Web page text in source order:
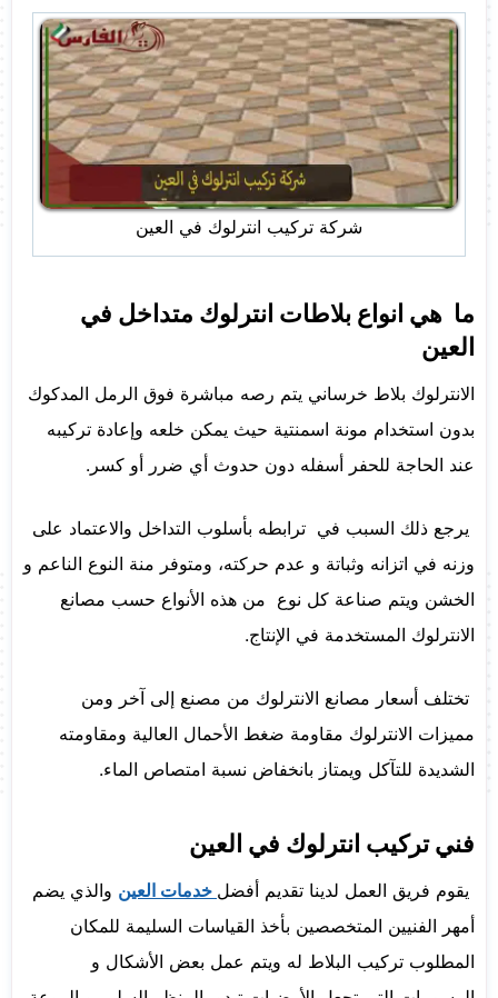
شركة تركيب انترلوك في العين
ما هي انواع بلاطات انترلوك متداخل في
العين
الانترلوك بلاط خرساني يتم رصه مباشرة فوق الرمل المدكوك
بدون استخدام مونة اسمنتية حيث يمكن خلعه وإعادة تركيبه
عند الحاجة للحفر أسفله دون حدوث أي ضرر أو كسر.
يرجع ذلك السبب في ترابطه بأسلوب التداخل والاعتماد على
وزنه في اتزانه وثباتة و عدم حركته، ومتوفر منة النوع الناعم و
الخشن ويتم صناعة كل نوع من هذه الأنواع حسب مصانع
الانترلوك المستخدمة في الإنتاج.
تختلف أسعار مصانع الانترلوك من مصنع إلى آخر ومن
مميزات الانترلوك مقاومة ضغط الأحمال العالية ومقاومته
الشديدة للتآكل ويمتاز بانخفاض نسبة امتصاص الماء.
فني تركيب انترلوك في العين
يقوم فريق العمل لدينا تقديم أفضل خدمات العين والذي يضم
أمهر الفنيين المتخصصين بأخذ القياسات السليمة للمكان
المطلوب تركيب البلاط له ويتم عمل بعض الأشكال و